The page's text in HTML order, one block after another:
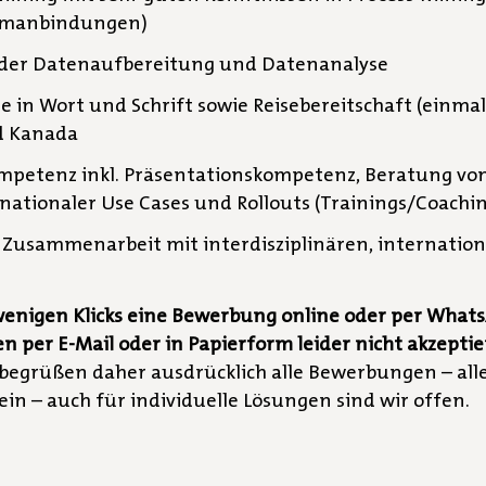
Datenaufbereitung und Datenanalyse
in Wort und Schrift sowie Reisebereitschaft
Kanada
inkl. Präsentationskompetenz, Beratung
Use Cases und Rollouts (Trainings/
mit interdisziplinären,
Klicks eine Bewerbung online oder per
per E-Mail oder in Papierform leider nicht
daher ausdrücklich alle Bewerbungen –
– auch für individuelle Lösungen sind wir offen.